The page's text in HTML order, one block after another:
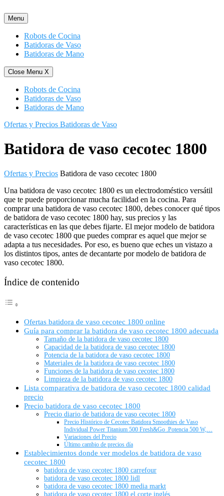
al
contenido
Menu
Robots de Cocina
Batidoras de Vaso
Batidoras de Mano
Close Menu X
Robots de Cocina
Batidoras de Vaso
Batidoras de Mano
Ofertas y Precios Batidoras de Vaso
Batidora de vaso cecotec 1800
Ofertas y Precios Batidora de vaso cecotec 1800
Una batidora de vaso cecotec 1800 es un electrodoméstico versátil
que te puede proporcionar mucha facilidad en la cocina. Para
comprar una batidora de vaso cecotec 1800, debes conocer qué tipos
de batidora de vaso cecotec 1800 hay, sus precios y las
características en las que debes fijarte. El mejor modelo de batidora
de vaso cecotec 1800 que puedes comprar es aquel que mejor se
adapta a tus necesidades. Por eso, es bueno que eches un vistazo a
los distintos tipos, antes de decantarte por modelo de batidora de
vaso cecotec 1800.
Índice de contenido
Ofertas batidora de vaso cecotec 1800 online
Guía para comprar la batidora de vaso cecotec 1800 adecuada
Tamaño de la batidora de vaso cecotec 1800
Capacidad de la batidora de vaso cecotec 1800
Potencia de la batidora de vaso cecotec 1800
Materiales de la batidora de vaso cecotec 1800
Funciones de la batidora de vaso cecotec 1800
Limpieza de la batidora de vaso cecotec 1800
Lista comparativa de batidora de vaso cecotec 1800 calidad
precio
Precio batidora de vaso cecotec 1800
Precio diario de batidora de vaso cecotec 1800
Precio Histórico de Cecotec Batidora Smoothies de Vaso
Individual Power Titanium 500 Fresh&Go .Potencia 500 W,…
Variaciones del Precio
Último cambio de precios día
Establecimientos donde ver modelos de batidora de vaso
cecotec 1800
batidora de vaso cecotec 1800 carrefour
batidora de vaso cecotec 1800 lidl
batidora de vaso cecotec 1800 media markt
batidora de vaso cecotec 1800 el corte inglés